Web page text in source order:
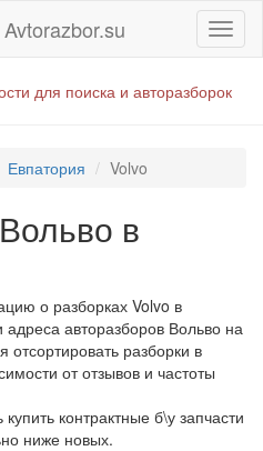
для поиска и авторазборок
Евпатория Volvo
в
о разборках Volvo в
авторазборов Вольво на
отсортировать разборки в
от отзывов и частоты
контрактные б\у запчасти
ниже новых.